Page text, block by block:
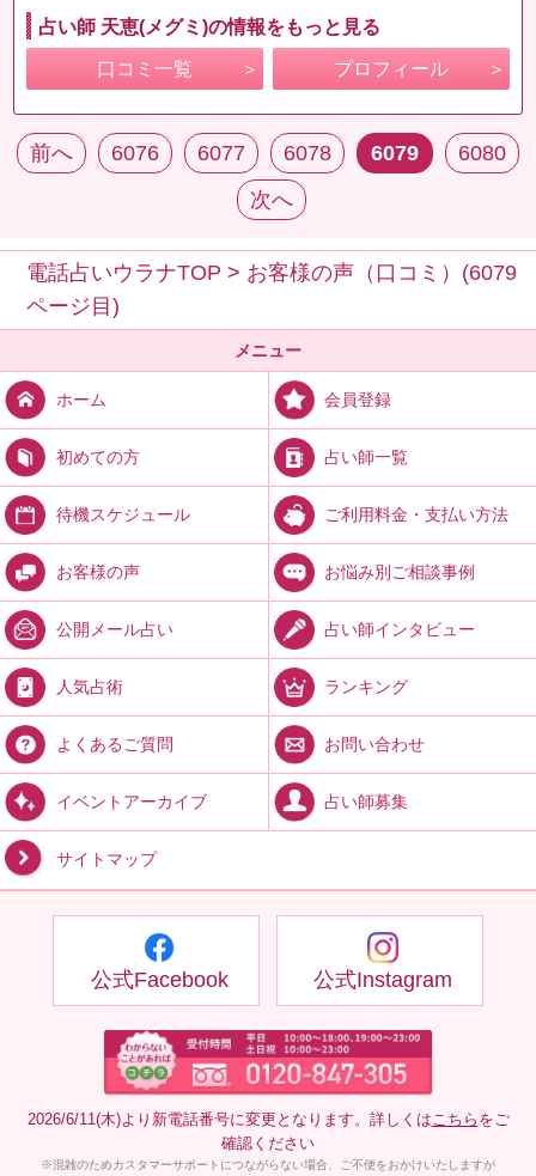
占い師 天恵(メグミ)の情報をもっと見る
口コミ一覧 プロフィール
前へ 6076 6077 6078 6079
6080
次へ
電話占いウラナTOP > お客様の声（口コミ）(6079
ページ目)
メニュー
ホーム 会員登録
初めての方 占い師一覧
待機スケジュール ご利用料金・支払い方法
お客様の声 お悩み別ご相談事例
公開メール占い 占い師インタビュー
人気占術 ランキング
よくあるご質問 お問い合わせ
イベントアーカイブ 占い師募集
サイトマップ
公式Facebook 公式Instagram
2026/6/11(木)より新電話番号に変更となります。詳しくは こちら をご
確認ください
※混雑のためカスタマーサポートにつながらない場合、ご不便をおかけいたしますが